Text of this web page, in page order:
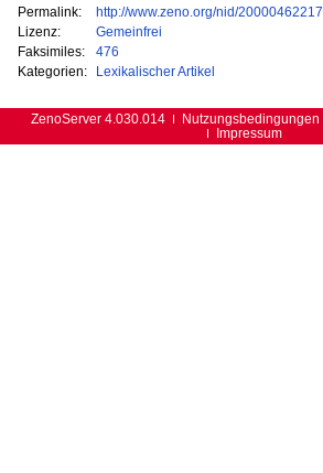
Permalink:
http://www.zeno.org/nid/20000462217
Lizenz:
Gemeinfrei
Faksimiles:
476
Kategorien:
Lexikalischer Artikel
ZenoServer 4.030.014 Nutzungsbedingungen
Impressum